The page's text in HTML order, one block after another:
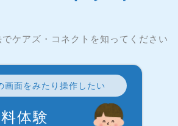
ケアズ・コネクトを知ってください
画面をみたり操作したい
体験